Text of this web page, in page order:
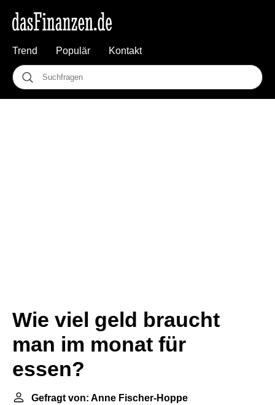
Trend Populär Kontakt
Wie viel geld braucht
man im monat für
essen?
Gefragt von: Anne Fischer-Hoppe